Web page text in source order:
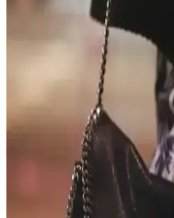
Çanta tasarımlarında renkli ve
bireysel ifade ve kültürel
mutlulukla anlam kazanır.
Kişisel Özelliklerle
Anlamlı Detayların
İsim, inisiyal ve kişisel
kullanıcıların kendilerini ifade
favori renk ve ilgi alanları da
Opus Emiliano
El İşçiliğinin Özgün